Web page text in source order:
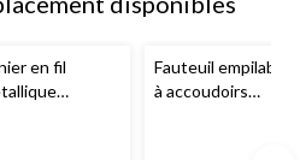
en fil
Fauteuil empilable
à accoudoirs